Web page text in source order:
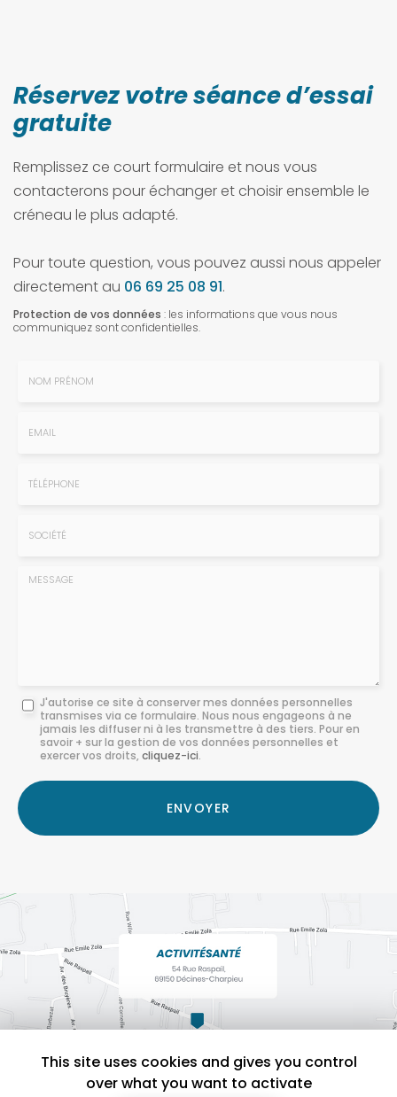
Réservez votre séance d’essai
gratuite
Remplissez ce court formulaire et nous vous
contacterons pour échanger et choisir ensemble le
créneau le plus adapté.
Pour toute question, vous pouvez aussi nous appeler
directement au 06 69 25 08 91.
Protection de vos données : les informations que vous nous
communiquez sont confidentielles.
Message
J'autorise ce site à conserver mes données personnelles
transmises via ce formulaire. Nous nous engageons à ne
jamais les diffuser ni à les transmettre à des tiers. Pour en
savoir + sur la gestion de vos données personnelles et
exercer vos droits, cliquez-ici.
Acceptation
RGPD
*
ENVOYER
This site uses cookies and gives you control
over what you want to activate